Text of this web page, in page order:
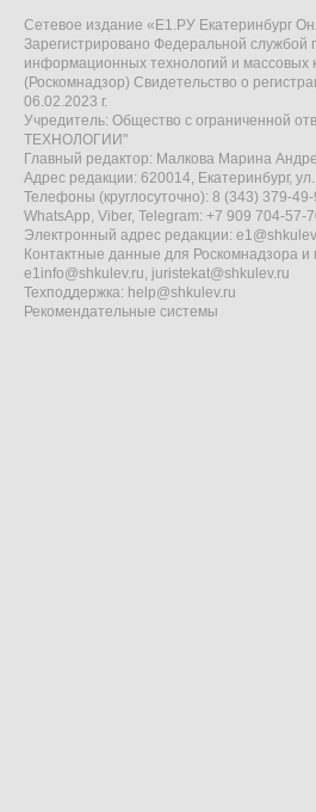
Сетевое издание «Е1.РУ Екатеринбург
Зарегистрировано Федеральной службой
информационных технологий и массовых
(Роскомнадзор) Свидетельство о
06.02.2023 г.
Учредитель: Общество с ограниченной
ТЕХНОЛОГИИ"
Главный редактор: Малкова Марина
Адрес редакции: 620014, Екатеринбург,
Телефоны (круглосуточно): 8 (343) 379-
WhatsApp, Viber, Telegram: +7 909 704-57-
Электронный адрес редакции:
Контактные данные для Роскомнадзора и
e1info@shkulev.ru, juristekat@shkulev.ru
Техподдержка: help@shkulev.ru
Рекомендательные системы